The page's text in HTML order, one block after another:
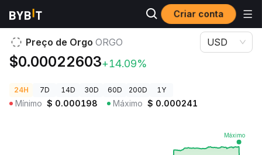
Criar conta
Preços de Criptomoedas Preço de Orgo ORGO
Preço de Orgo ORGO
$0.00022603+14.09%
USD
24H 7D 14D 30D 60D 200D 1Y
Mínimo $ 0.000198 Máximo $ 0.000241